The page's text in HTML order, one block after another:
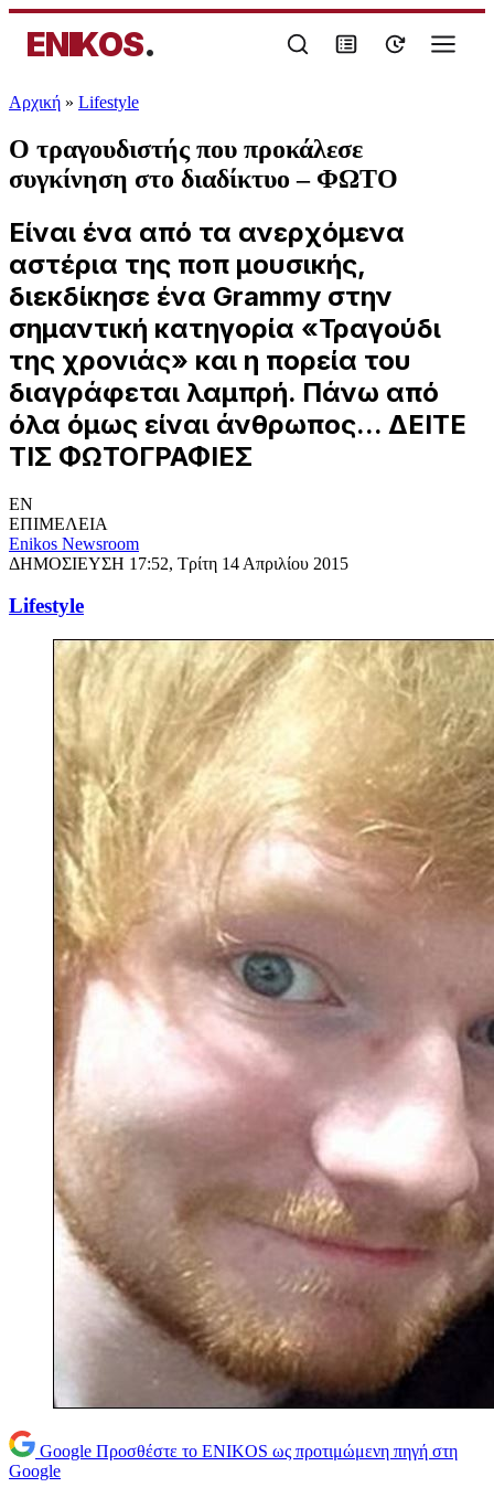
ENIKOS.
Αρχική » Lifestyle
Ο τραγουδιστής που προκάλεσε
συγκίνηση στο διαδίκτυο – ΦΩΤΟ
Είναι ένα από τα ανερχόμενα
αστέρια της ποπ μουσικής,
διεκδίκησε ένα Grammy στην
σημαντική κατηγορία «Τραγούδι
της χρονιάς» και η πορεία του
διαγράφεται λαμπρή. Πάνω από
όλα όμως είναι άνθρωπος... ΔΕΙΤΕ
ΤΙΣ ΦΩΤΟΓΡΑΦΙΕΣ
EN
ΕΠΙΜΕΛΕΙΑ
Enikos Newsroom
ΔΗΜΟΣΙΕΥΣΗ 17:52, Τρίτη 14 Απριλίου 2015
Lifestyle
Google Προσθέστε το ENIKOS ως προτιμώμενη πηγή στη
Google